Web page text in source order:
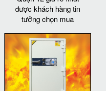
được khách hàng tin
tưởng chọn mua